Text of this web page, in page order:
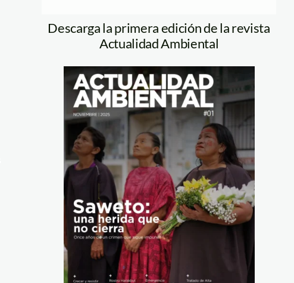
Descarga la primera edición de la revista
Actualidad Ambiental